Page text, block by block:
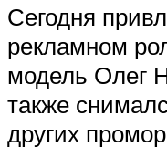
Сегодня
рекламном
модель Олег
также
других